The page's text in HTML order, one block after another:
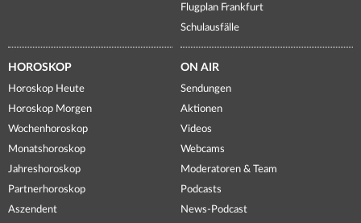
Flugplan Frankfurt
Schulausfälle
HOROSKOP
Horoskop Heute
Horoskop Morgen
Wochenhoroskop
Monatshoroskop
Jahreshoroskop
Partnerhoroskop
Aszendent
ON AIR
Sendungen
Aktionen
Videos
Webcams
Moderatoren & Team
Podcasts
News-Podcast